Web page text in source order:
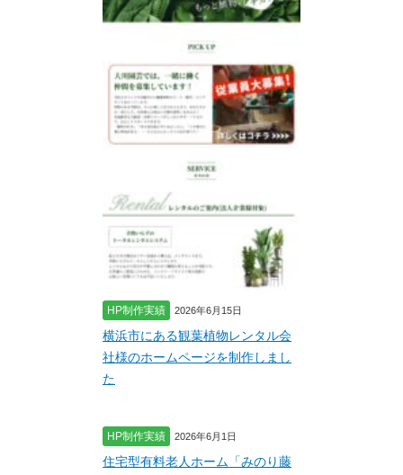
HP制作実績 2026年6月15日
横浜市にある観葉植物レンタル会
社様のホームページを制作しまし
た
HP制作実績 2026年6月1日
住宅型有料老人ホーム「みのり藤